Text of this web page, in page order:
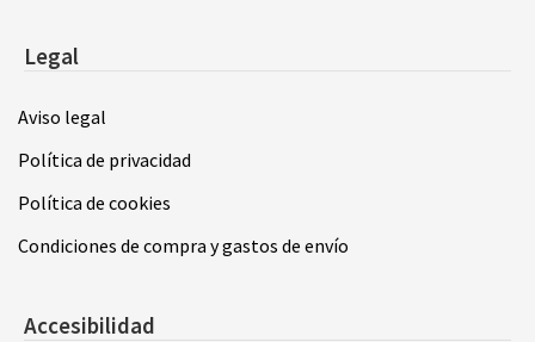
Legal
Aviso legal
Política de privacidad
Política de cookies
Condiciones de compra y gastos de envío
Accesibilidad